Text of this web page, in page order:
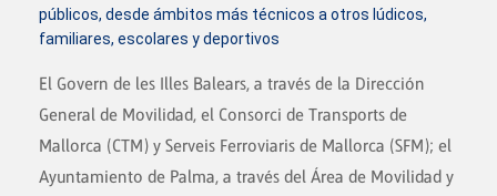
públicos, desde ámbitos más técnicos a otros lúdicos,
familiares, escolares y deportivos
El Govern de les Illes Balears, a través de la Dirección
General de Movilidad, el Consorci de Transports de
Mallorca (CTM) y Serveis Ferroviaris de Mallorca (SFM); el
Ayuntamiento de Palma, a través del Área de Movilidad y